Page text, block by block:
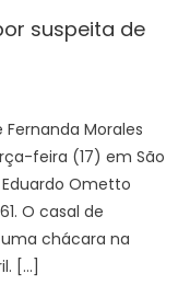
suspeita de
Fernanda Morales
feira (17) em São
Eduardo Ometto
O casal de
chácara na
[…]